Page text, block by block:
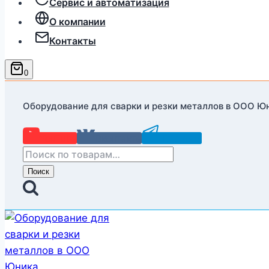
О компании
Контакты
0
Оборудование для сварки и резки металлов в ООО
Искать:
Поиск